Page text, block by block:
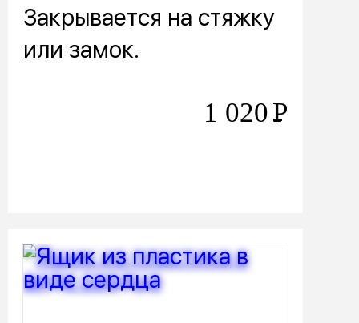
Закрывается на стяжку
или замок.
1 020Р